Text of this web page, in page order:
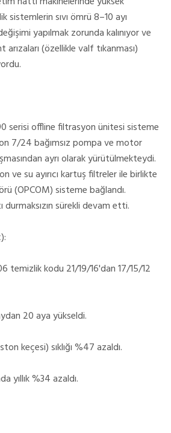
sistemlerin sıvı ömrü 8–10 ayı
yapılmak zorunda kalınıyor ve
arızaları (özellikle valf tıkanması)
serisi offline filtrasyon ünitesi sisteme
7/24 bağımsız pompa ve motor
ayrı olarak yürütülmekteydi.
ve su ayırıcı kartuş filtreler ile birlikte
(OPCOM) sisteme bağlandı.
sürekli devam etti.
temizlik kodu 21/19/16'dan 17/15/12
20 aya yükseldi.
keçesi) sıklığı %47 azaldı.
yıllık %34 azaldı.